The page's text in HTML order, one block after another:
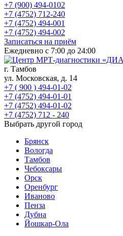
+7 (900) 494-0102
+7 (4752) 712-240
+7 (4752) 494-001
+7 (4752) 494-002
Записаться на приём
Ежедневно с 7:00 до 24:00
г. Тамбов
ул. Московская, д. 14
+7 ( 900 ) 494-01-02
+7 (4752) 494-01-01
+7 (4752) 494-01-02
+7 (4752) 712 - 240
Выбрать другой город
Брянск
Вологда
Тамбов
Чебоксары
Орск
Оренбург
Иваново
Пенза
Дубна
Йошкар-Ола